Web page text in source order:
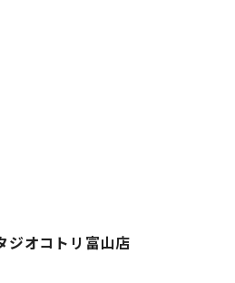
ジオコトリ富山店